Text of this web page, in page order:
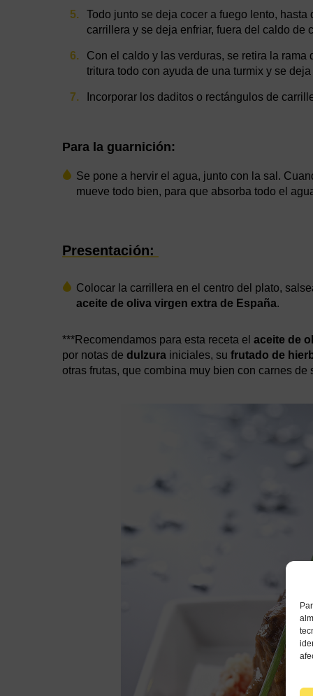
Todo junto se deja cocer a fuego lento,
carrillera y se deja enfriar, fuera del caldo de
Con el caldo y las verduras, se retira la
tritura todo con ayuda de una turmix y se
Incorporar los daditos o rectángulos de
Para la guarnición:
Se pone a hervir el agua, junto con la sal.
mueve todo bien, para que absorba todo el
Presentación:
Colocar la carrillera en el centro del plato,
aceite de oliva virgen extra de España.
***Recomendamos para esta receta el aceite de
por notas de dulzura iniciales, su frutado de
otras frutas, que combina muy bien con carnes de